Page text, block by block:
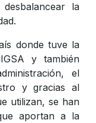
la
donde tuve la
y también
el
y gracias al
utilizan, se han
aportan a la